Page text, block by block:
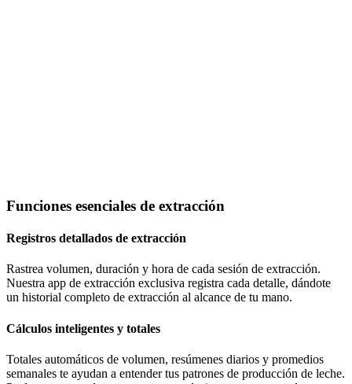
Funciones esenciales de extracción
Registros detallados de extracción
Rastrea volumen, duración y hora de cada sesión de extracción.
Nuestra app de extracción exclusiva registra cada detalle, dándote
un historial completo de extracción al alcance de tu mano.
Cálculos inteligentes y totales
Totales automáticos de volumen, resúmenes diarios y promedios
semanales te ayudan a entender tus patrones de producción de leche.